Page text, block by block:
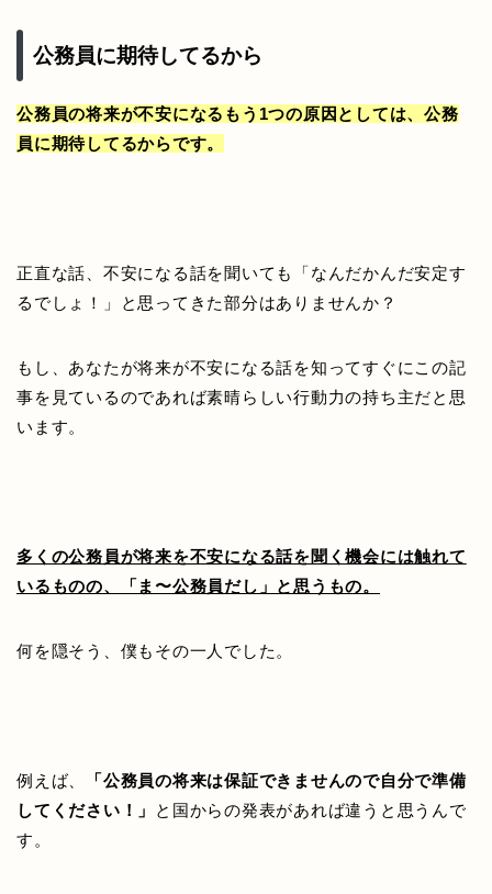
公務員に期待してるから
公務員の将来が不安になるもう1つの原因としては、公務
員に期待してるからです。
正直な話、不安になる話を聞いても「なんだかんだ安定す
るでしょ！」と思ってきた部分はありませんか？
もし、あなたが将来が不安になる話を知ってすぐにこの記
事を見ているのであれば素晴らしい行動力の持ち主だと思
います。
多くの公務員が将来を不安になる話を聞く機会には触れて
いるものの、「ま〜公務員だし」と思うもの。
何を隠そう、僕もその一人でした。
例えば、
「公務員の将来は保証できませんので自分で準備
してください！」
と国からの発表があれば違うと思うんで
す。